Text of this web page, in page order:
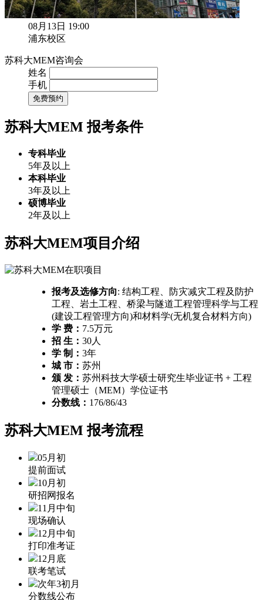
08月13日 19:00
浦东校区
苏科大MEM咨询会
姓名
手机
免费预约
苏科大MEM 报考条件
专科毕业
5年及以上
本科毕业
3年及以上
硕博毕业
2年及以上
苏科大MEM项目介绍
报考及选修方向: 结构工程、防灾减灾工程及防护
工程、岩土工程、桥梁与隧道工程管理科学与工程
(建设工程管理方向)和材料学(无机复合材料方向)
学 费： 7.5万元
招 生： 30人
学 制： 3年
城 市： 苏州
颁 发： 苏州科技大学硕士研究生毕业证书 + 工程
管理硕士（MEM）学位证书
分数线： 176/86/43
苏科大MEM 报考流程
05月初
提前面试
10月初
研招网报名
11月中旬
现场确认
12月中旬
打印准考证
12月底
联考笔试
次年3初月
分数线公布